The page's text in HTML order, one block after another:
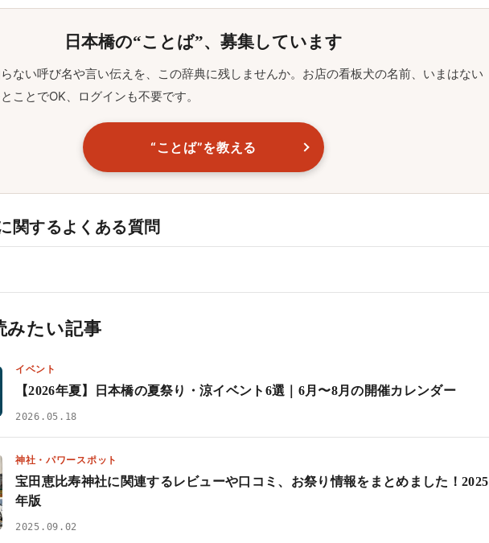
日本橋の“ことば”、募集しています
ない呼び名や言い伝えを、この辞典に残しませんか。お店の看板犬の名前、いまはない
ことでOK、ログインも不要です。
“ことば”を教える
関するよくある質問
みたい記事
イベント
【2026年夏】日本橋の夏祭り・涼イベント6選｜6月〜8月の開催カレンダー
2026.05.18
神社・パワースポット
宝田恵比寿神社に関連するレビューや口コミ、お祭り情報をまとめました！2025
年版
2025.09.02